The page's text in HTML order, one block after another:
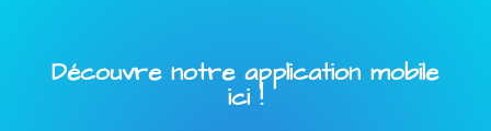
Découvre notre application mobile
ici !